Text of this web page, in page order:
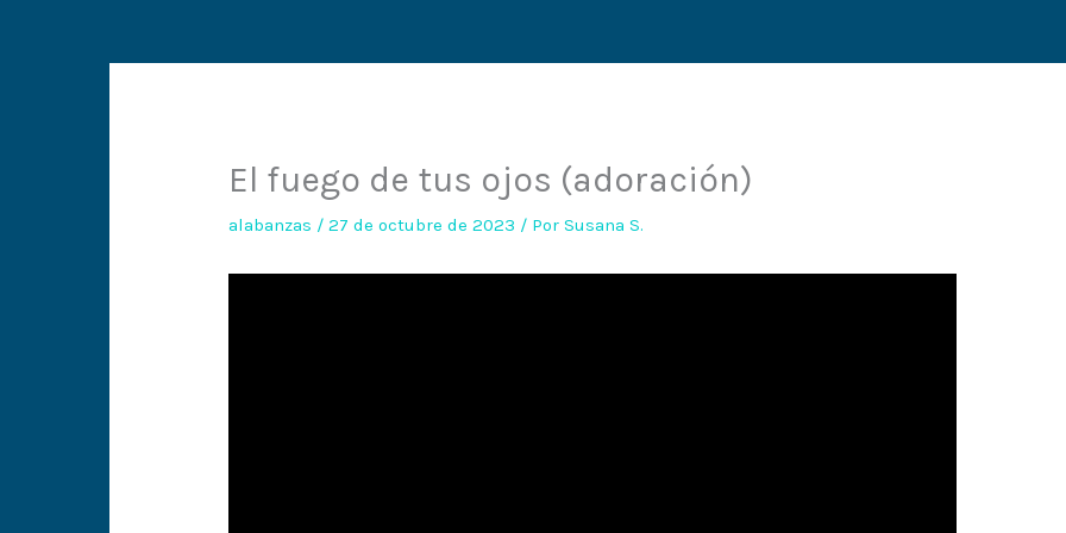
El fuego de tus ojos (adoración)
alabanzas /27 de octubre de 2023 / PorSusana S.